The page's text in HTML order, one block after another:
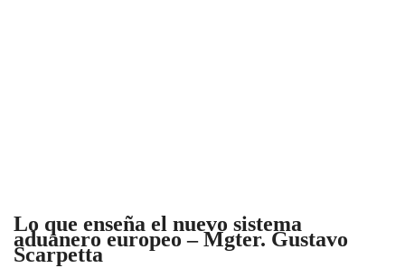
Lo que enseña el nuevo sistema
aduanero europeo – Mgter. Gustavo
Scarpetta